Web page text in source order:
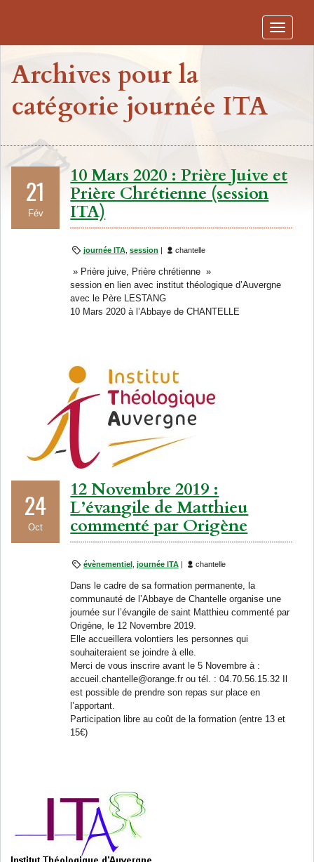
Toggle
Archives pour la
catégorie journée ITA
21
Fév
10 Mars 2020 : Prière Juive et
Prière Chrétienne (session
ITA)
journée ITA, session chantelle
» Prière juive, Prière chrétienne »
session en lien avec institut théologique d’Auvergne
avec le Père LESTANG
10 Mars 2020 à l’Abbaye de CHANTELLE
24
Oct
12 Novembre 2019 :
L’évangile de Matthieu
commenté par Origène
évènementiel, journée ITA | chantelle
Dans le cadre de sa formation permanente, la
communauté de l’Abbaye de Chantelle organise une
journée sur l’évangile de saint Matthieu commenté par
Origène, le 12 Novembre 2019.
Elle accueillera volontiers les personnes qui
souhaiteraient se joindre à elle.
Merci de vous inscrire avant le 5 Novembre à :
accueil.chantelle@orange.fr ou tél. : 04.70.56.15.32 Il
est possible de prendre son repas sur place en
l’apportant.
Participation libre au coût de la formation (entre 13 et
15€)